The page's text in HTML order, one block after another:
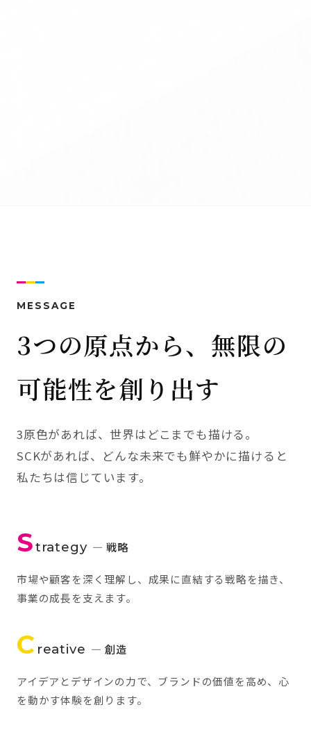
MESSAGE
3つの原点から、無限の
可能性を創り出す
3原色があれば、世界はどこまでも描ける。
SCKがあれば、どんな未来でも鮮やかに描けると
私たちは信じています。
Strategy — 戦略
市場や顧客を深く理解し、成果に直結する戦略を描き、
事業の成長を支えます。
C reative — 創造
アイデアとデザインの力で、ブランドの価値を高め、心
を動かす体験を創ります。